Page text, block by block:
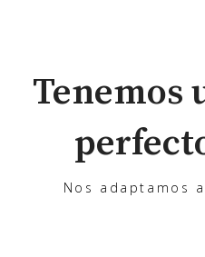
Tenemos
Nos adaptamos